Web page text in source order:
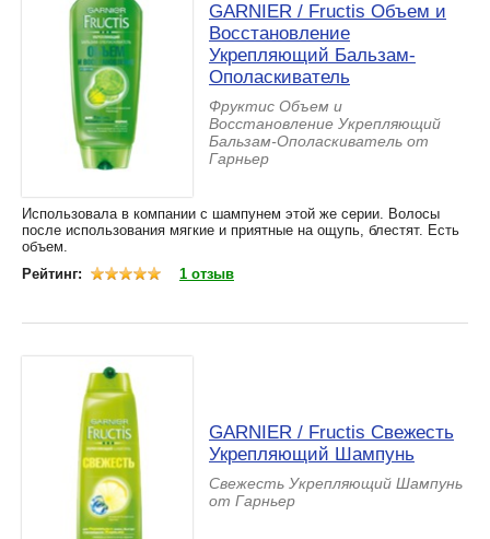
GARNIER / Fructis Объем и
Восстановление
Укрепляющий Бальзам-
Ополаскиватель
Фруктис Объем и
Восстановление Укрепляющий
Бальзам-Ополаскиватель от
Гарньер
Использовала в компании с шампунем этой же серии. Волосы
после использования мягкие и приятные на ощупь, блестят. Есть
объем.
Рейтинг:
1 отзыв
GARNIER / Fructis Свежесть
Укрепляющий Шампунь
Свежесть Укрепляющий Шампунь
от Гарньер